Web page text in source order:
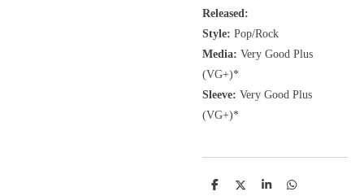
Released:
Style: Pop/Rock
Media: Very Good Plus
(VG+)*
Sleeve: Very Good Plus
(VG+)*
D
D
S
D